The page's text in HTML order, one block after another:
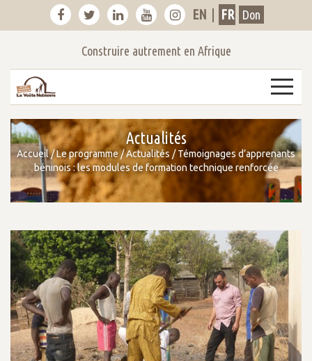
EN FR Don
Construire autrement en Afrique
Actualités
Accueil/Le programme /Actualités /Témoignages d’apprenants
béninois : les modules de formation technique renforcée